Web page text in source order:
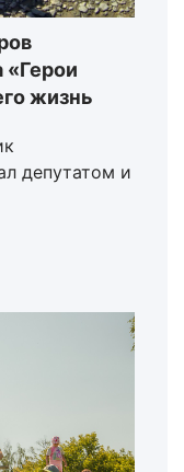
«Герои
жизнь
депутатом и